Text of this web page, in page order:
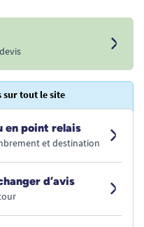
sur tout le site
en point relais
et destination
d’avis